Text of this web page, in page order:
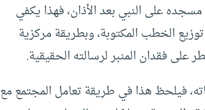
على النبي بعد الأذان، فهذا يكفي
توزيع الخطب المكتوبة، وبطريقة مركزية
فقدان المنبر لرسالته الحقيقية.
فيلحظ هذا في طريقة تعامل المجتمع مع